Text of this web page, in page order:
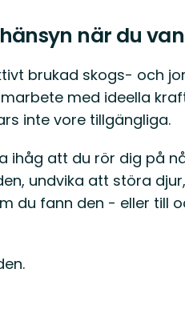
när du
brukad skogs- och
med ideella
inte vore tillgängliga.
ihåg att du rör dig på
undvika att störa
du fann den - eller till